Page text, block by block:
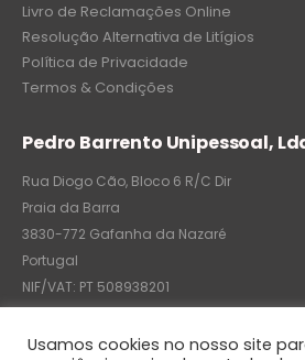
Livro de Reclamações Online
Resolução Alternativa de Litígios
Política de Privacidade
Termos & Condições
Pedro Barrento Unipessoal,
Rua Diogo Cão, Bloco 6 R/C Dir
Praia da Barra
3830-772 Gafanha da Nazaré
Portugal
NIF/VAT: PT 508938201
C.R.C.: 7004-8522-6075
Usamos cookies no nosso site